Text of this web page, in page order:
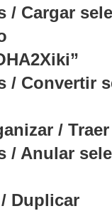
/ Cargar
/ Convertir
/
/ Anular
Duplicar